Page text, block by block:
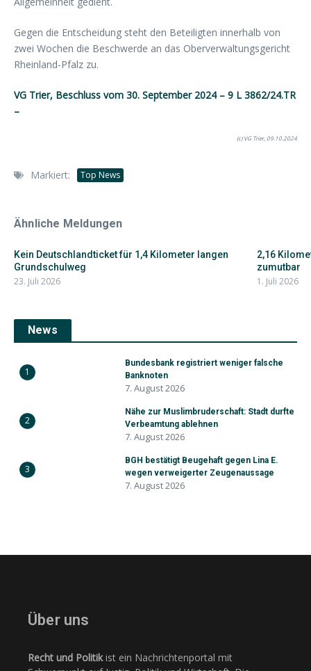
Gegen die Entscheidung steht den Beteiligten innerhalb von
zwei Wochen die Beschwerde an das Oberverwaltungsgericht
Rheinland-Pfalz zu.
VG Trier, Beschluss vom 30. September 2024 – 9 L 3862/24.TR
–
(c) VG Trier, 09.10.2024
Markiert: Top News
Ähnliche Meldungen
Kein Deutschlandticket für 1,4 Kilometer langen
Grundschulweg
23. Juli 2026
2,16
zumutbar
1. Juli 2026
News
1
Bundesbank registriert weniger falsche
Banknoten
7. August 2026
2
Nähe zur Muslimbruderschaft: Stadt durfte
Verbeamtung ablehnen
7. August 2026
3
BGH bestätigt Beugehaft gegen Lina E.
wegen verweigerter Zeugenaussage
7. August 2026
Über uns
Recht und Politikist ein Nachrichtenportal mit